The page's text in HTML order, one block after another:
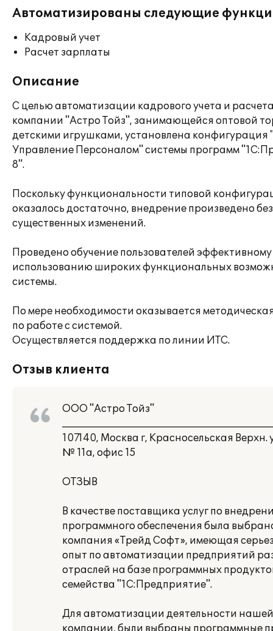
Автоматизированы следующие
Кадровый учет
Расчет зарплаты
Описание
С целью автоматизации кадрового учета и
компании "Астро Тойз", занимающейся оптовой
детскими игрушками, установлена конфигурация
Управление Персоналом" системы программ
8".
Поскольку функциональности типовой
оказалось достаточно, внедрение произведено без
существенных изменений.
Проведено обучение пользователей эффективному
использованию широких функциональных
системы.
По мере необходимости оказывается
по работе с системой.
Осуществляется поддержка по линии ИТС.
Отзыв клиента
ООО "Астро Тойз"
107140, Москва г, Красносельская Верхн.
№ 11а, офис 15
ОТЗЫВ
В качестве поставщика услуг по
программного обеспечения была
компания «Трейд Софт», имеющая
опыт по автоматизации предприятий
отраслей на базе программных
семейства "1С:Предприятие".
Для автоматизации деятельности нашей
компании, были выбраны программные